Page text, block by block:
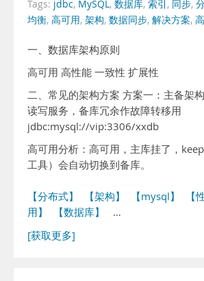
Tags: jdbc, MySQL, 数据库, 索引 , 同步,
均衡, 高可用, 架构, 数据同步, 解决方案,
一、数据库架构原则
高可用 高性能 一致性 扩展性
二、常见的架构方案 方案一：主备架
读写服务，备库冗余作故障转移用
jdbc:mysql://vip:3306/xxdb
高可用分析：高可用，主库挂了，
工具）会自动切换到备库。
【分布式】 【架构】 【mysql】 【
用】
【数据库】
…
[获取更多]